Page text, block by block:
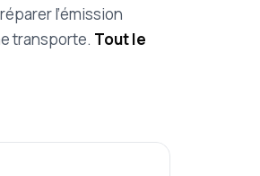
l’émission
transporte. Tout le